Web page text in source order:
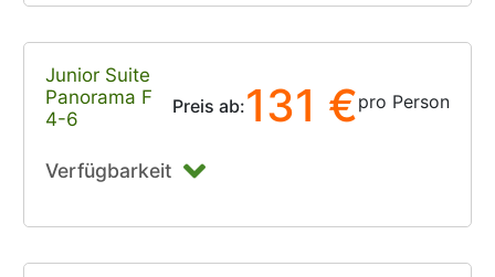
Junior Suite
Panorama F
4-6
Preis ab:131 €pro Person
Verfügbarkeit